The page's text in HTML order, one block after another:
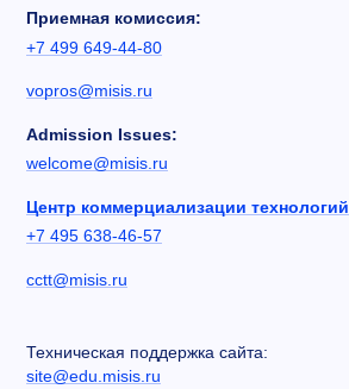
Приемная комиссия:
+7 499 649-44-80
vopros@misis.ru
Admission Issues:
welcome@misis.ru
Центр коммерциализации технологий
+7 495 638-46-57
cctt@misis.ru
Техническая поддержка сайта:
site@edu.misis.ru